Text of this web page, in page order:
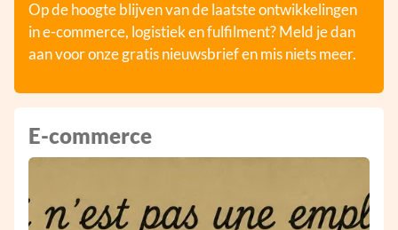
Op de hoogte blijven van de laatste ontwikkelingen
in e-commerce, logistiek en fulfilment? Meld je dan
aan voor onze gratis nieuwsbrief en mis niets meer.
E-commerce